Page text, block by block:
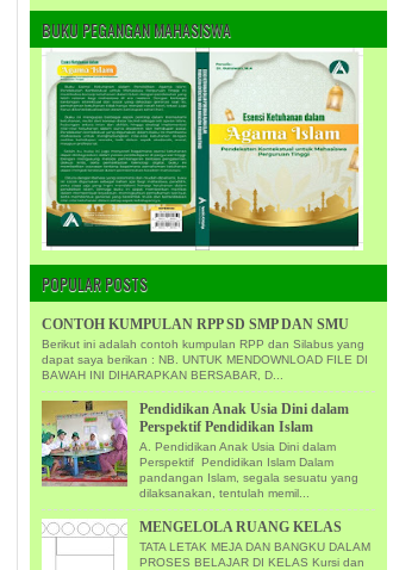
BUKU PEGANGAN MAHASISWA
POPULAR POSTS
CONTOH KUMPULAN RPP SD SMP DAN SMU
Berikut ini adalah contoh kumpulan RPP dan Silabus yang
dapat saya berikan : NB. UNTUK MENDOWNLOAD FILE DI
BAWAH INI DIHARAPKAN BERSABAR, D...
Pendidikan Anak Usia Dini dalam
Perspektif Pendidikan Islam
A. Pendidikan Anak Usia Dini dalam
Perspektif Pendidikan Islam Dalam
pandangan Islam, segala sesuatu yang
dilaksanakan, tentulah memil...
MENGELOLA RUANG KELAS
TATA LETAK MEJA DAN BANGKU DALAM
PROSES BELAJAR DI KELAS Kursi dan